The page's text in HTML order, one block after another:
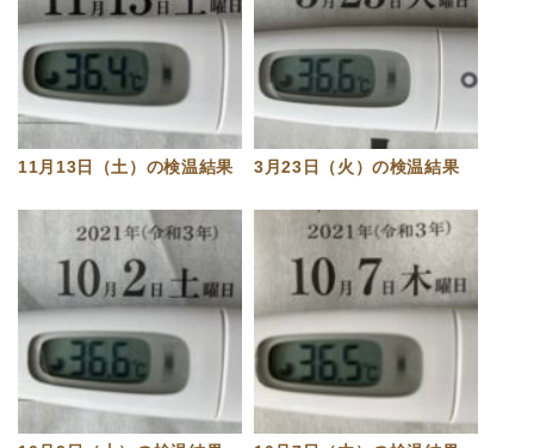
11月13日（土）の検温結果 3月23日（火）の検温結果